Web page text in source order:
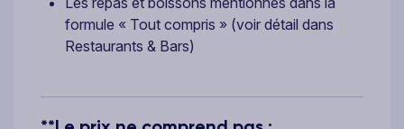
formule « Tout compris » (voir détail dans
Restaurants & Bars)